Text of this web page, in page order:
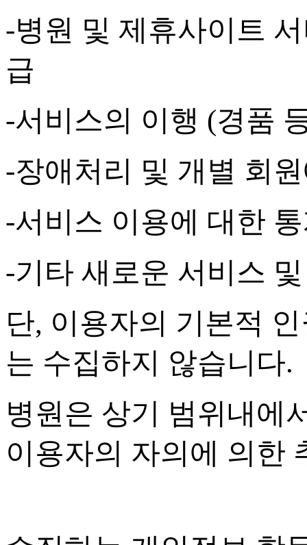
-병원 및 제휴사이트
급
-서비스의 이행 (경품
-장애처리 및 개별 회
-서비스 이용에 대한
-기타 새로운 서비스
단, 이용자의 기본적
는 수집하지 않습니다.
병원은 상기 범위내에
이용자의 자의에 의한